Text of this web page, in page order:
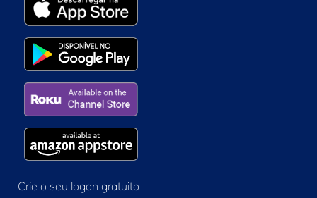
Crie o seu logon gratuito